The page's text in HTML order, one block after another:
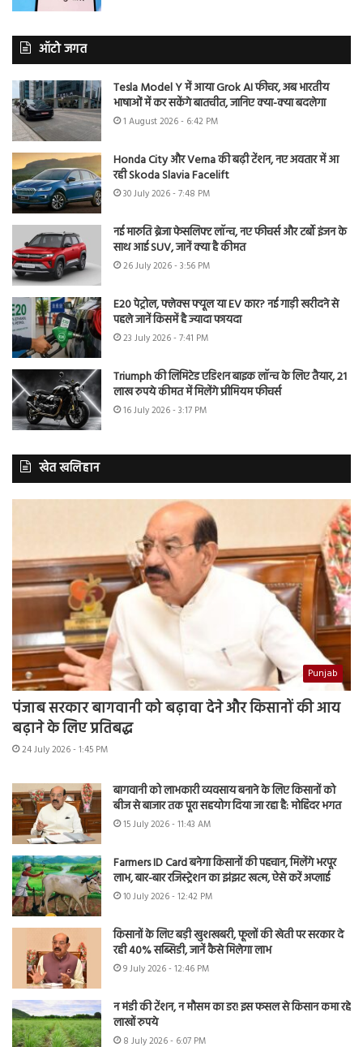
ऑटो जगत
Tesla Model Y में आया Grok AI फीचर, अब भारतीय
भाषाओं में कर सकेंगे बातचीत, जानिए क्या-क्या बदलेगा
1 August 2026 - 6:42 PM
Honda City और Verna की बढ़ी टेंशन, नए अवतार में आ
रही Skoda Slavia Facelift
30 July 2026 - 7:48 PM
नई मारुति ब्रेजा फेसलिफ्ट लॉन्च, नए फीचर्स और टर्बो इंजन के
साथ आई SUV, जानें क्या है कीमत
26 July 2026 - 3:56 PM
E20 पेट्रोल, फ्लेक्स फ्यूल या EV कार? नई गाड़ी खरीदने से
पहले जानें किसमें है ज्यादा फायदा
23 July 2026 - 7:41 PM
Triumph की लिमिटेड एडिशन बाइक लॉन्च के लिए तैयार, 21
लाख रुपये कीमत में मिलेंगे प्रीमियम फीचर्स
16 July 2026 - 3:17 PM
खेत खलिहान
Punjab
पंजाब सरकार बागवानी को बढ़ावा देने और किसानों की आय
बढ़ाने के लिए प्रतिबद्ध
24 July 2026 - 1:45 PM
बागवानी को लाभकारी व्यवसाय बनाने के लिए किसानों को
बीज से बाजार तक पूरा सहयोग दिया जा रहा है: मोहिंदर भगत
15 July 2026 - 11:43 AM
Farmers ID Card बनेगा किसानों की पहचान, मिलेंगे भरपूर
लाभ, बार-बार रजिस्ट्रेशन का झंझट खत्म, ऐसे करें अप्लाई
10 July 2026 - 12:42 PM
किसानों के लिए बड़ी खुशखबरी, फूलों की खेती पर सरकार दे
रही 40% सब्सिडी, जानें कैसे मिलेगा लाभ
9 July 2026 - 12:46 PM
न मंडी की टेंशन, न मौसम का डर! इस फसल से किसान कमा रहे
लाखों रुपये
8 July 2026 - 6:07 PM